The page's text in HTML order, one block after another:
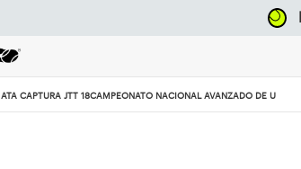
ATA CAPTURA JTT 18CAMPEONATO NACIONAL AVANZADO DE U